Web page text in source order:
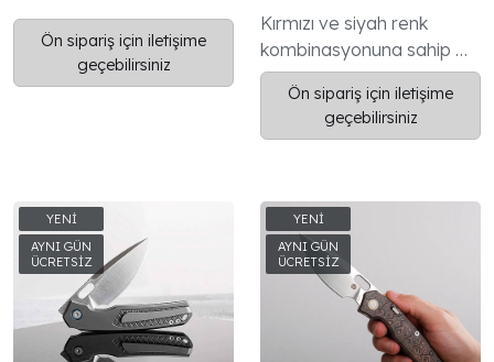
WHARNCLIFF | S45VN |
KizerB™
Ön sipariş için iletişime
geçebilirsiniz
Kırmızı & Siyah G-Mascus
Sap | 3.1" Blackwash
14C28N Çelik Bıçak | Nick
Swan Tasarımı
Kırmızı ve siyah renk
kombinasyonuna sahip G-
Mascus sap, klasik G10
dayanıklılığını benzersiz bir
görünümle birleştirir.
Ön sipariş için iletişime
geçebilirsiniz